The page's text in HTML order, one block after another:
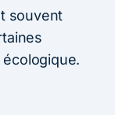
souvent